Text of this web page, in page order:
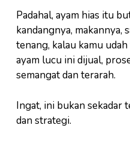
Padahal, ayam hias itu
kandangnya, makannya,
tenang, kalau kamu
ayam lucu ini dijual,
semangat dan terarah.
Ingat, ini bukan sekadar
dan strategi.